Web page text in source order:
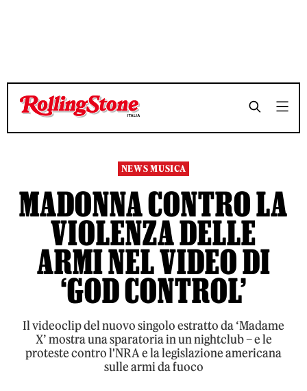
TEMPO DI LETTURA 3 MINUTI SHARE
TEMPO DI LETTURA 3 MINUTI SHARE
NEWS MUSICA
MADONNA CONTRO LA
VIOLENZA DELLE
ARMI NEL VIDEO DI
‘GOD CONTROL’
Il videoclip del nuovo singolo estratto da ‘Madame
X’ mostra una sparatoria in un nightclub – e le
proteste contro l'NRA e la legislazione americana
sulle armi da fuoco